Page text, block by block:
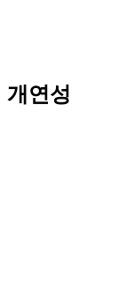
개연성